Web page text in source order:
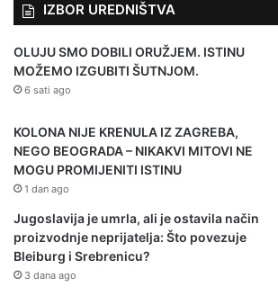
IZBOR UREDNIŠTVA
OLUJU SMO DOBILI ORUŽJEM. ISTINU
MOŽEMO IZGUBITI ŠUTNJOM.
6 sati ago
KOLONA NIJE KRENULA IZ ZAGREBA,
NEGO BEOGRADA – NIKAKVI MITOVI NE
MOGU PROMIJENITI ISTINU
1 dan ago
Jugoslavija je umrla, ali je ostavila način
proizvodnje neprijatelja: Što povezuje
Bleiburg i Srebrenicu?
3 dana ago